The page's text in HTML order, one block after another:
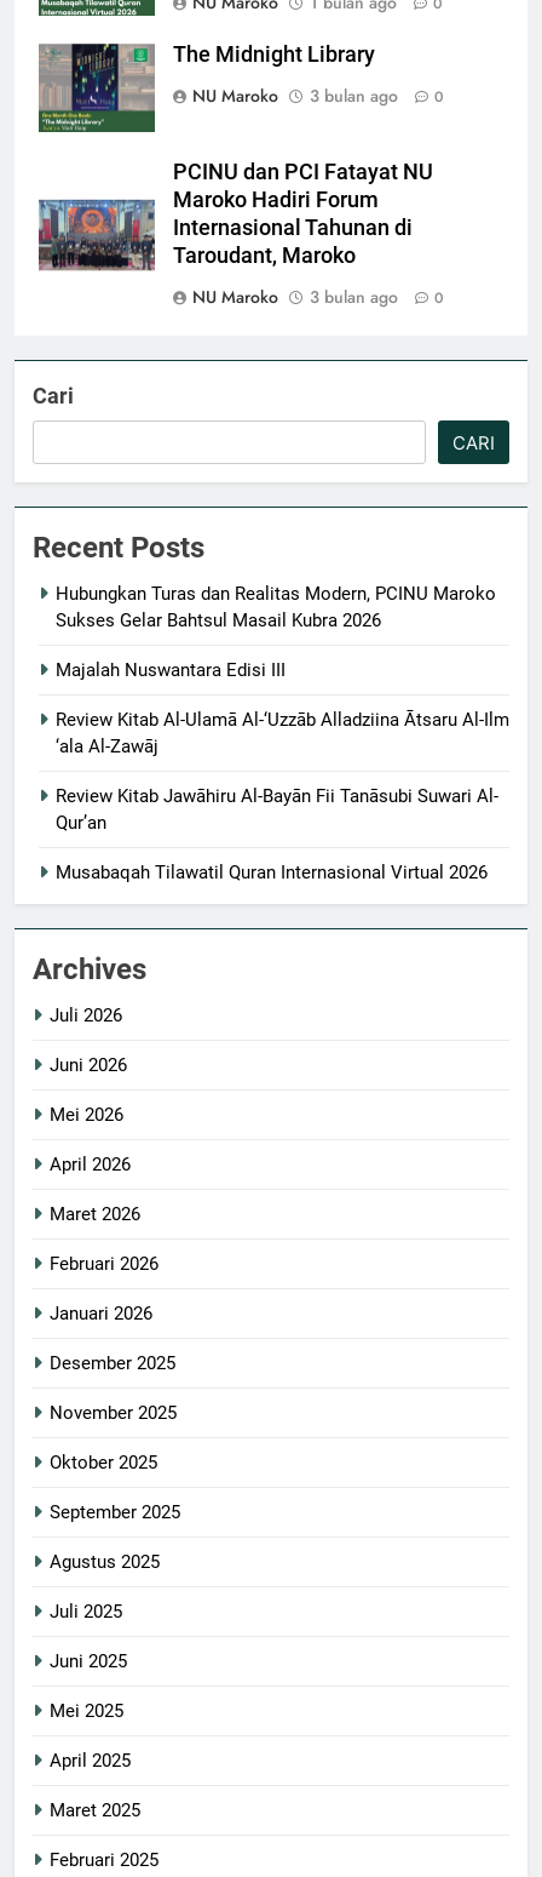
The Midnight Library
NU Maroko
3 bulan ago 0
PCINU dan PCI Fatayat NU
Maroko Hadiri Forum
Internasional Tahunan di
Taroudant, Maroko
NU Maroko
3 bulan ago 0
Cari
CARI
Recent Posts
Hubungkan Turas dan Realitas Modern, PCINU Maroko
Sukses Gelar Bahtsul Masail Kubra 2026
Majalah Nuswantara Edisi III
Review Kitab Al-Ulamā Al-‘Uzzāb Alladziina Ātsaru Al-Ilm
‘ala Al-Zawāj
Review Kitab Jawāhiru Al-Bayān Fii Tanāsubi Suwari Al-
Qur’an
Musabaqah Tilawatil Quran Internasional Virtual 2026
Archives
Juli 2026
Juni 2026
Mei 2026
April 2026
Maret 2026
Februari 2026
Januari 2026
Desember 2025
November 2025
Oktober 2025
September 2025
Agustus 2025
Juli 2025
Juni 2025
Mei 2025
April 2025
Maret 2025
Februari 2025